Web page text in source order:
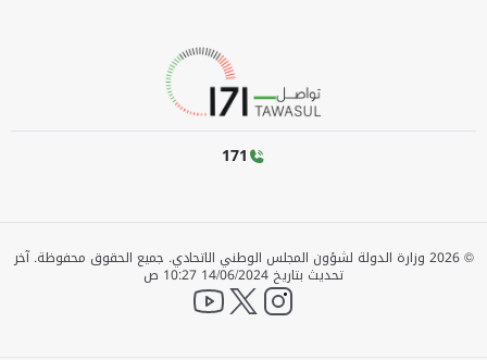
171
©
2026 وزارة الدولة لشؤون المجلس الوطني الاتحادي. جميع الحقوق محفوظة.آخر
تحديث بتاريخ 14/06/2024 10:27 ص
instagram
twitter